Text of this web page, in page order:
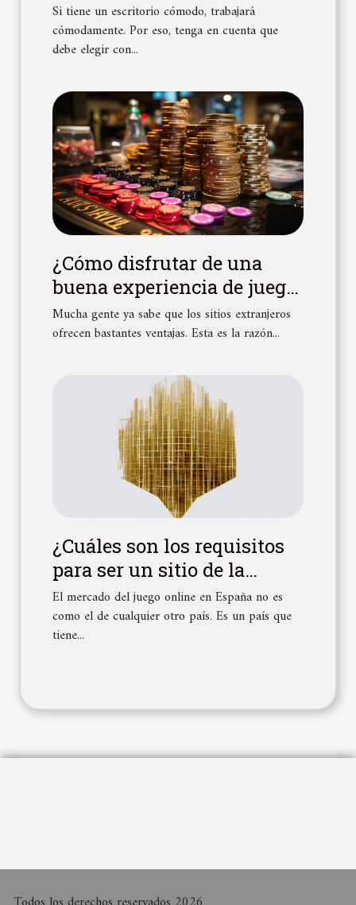
Si tiene un escritorio cómodo, trabajará
cómodamente. Por eso, tenga en cuenta que
debe elegir con...
¿Cómo disfrutar de una
buena experiencia de juego
en sitios de apuestas sin
licencia española?
Mucha gente ya sabe que los sitios extranjeros
ofrecen bastantes ventajas. Esta es la razón...
¿Cuáles son los requisitos
para ser un sitio de la
DGOJ?
El mercado del juego online en España no es
como el de cualquier otro país. Es un país que
tiene...